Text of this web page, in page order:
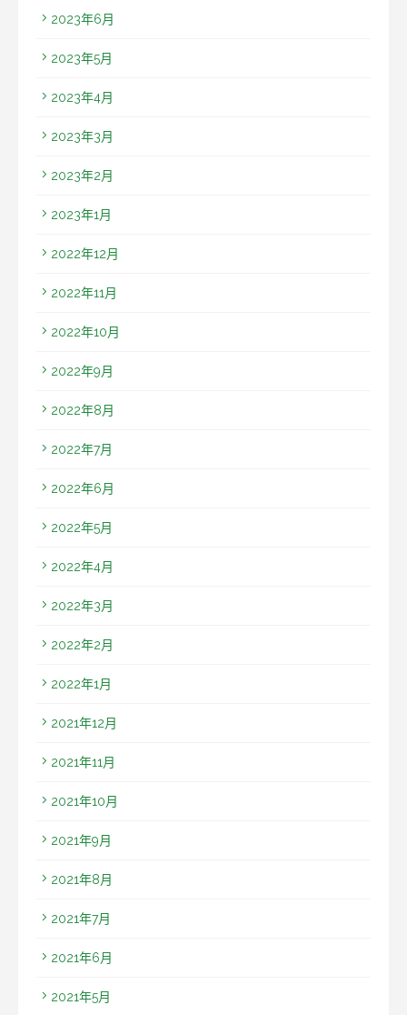
2023年6月
2023年5月
2023年4月
2023年3月
2023年2月
2023年1月
2022年12月
2022年11月
2022年10月
2022年9月
2022年8月
2022年7月
2022年6月
2022年5月
2022年4月
2022年3月
2022年2月
2022年1月
2021年12月
2021年11月
2021年10月
2021年9月
2021年8月
2021年7月
2021年6月
2021年5月